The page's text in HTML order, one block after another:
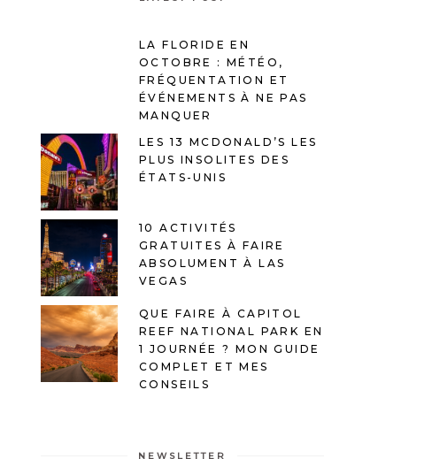
LA FLORIDE EN
OCTOBRE : MÉTÉO,
FRÉQUENTATION ET
ÉVÉNEMENTS À NE PAS
MANQUER
LES 13 MCDONALD’S LES
PLUS INSOLITES DES
ÉTATS-UNIS
10 ACTIVITÉS
GRATUITES À FAIRE
ABSOLUMENT À LAS
VEGAS
QUE FAIRE À CAPITOL
REEF NATIONAL PARK EN
1 JOURNÉE ? MON GUIDE
COMPLET ET MES
CONSEILS
NEWSLETTER